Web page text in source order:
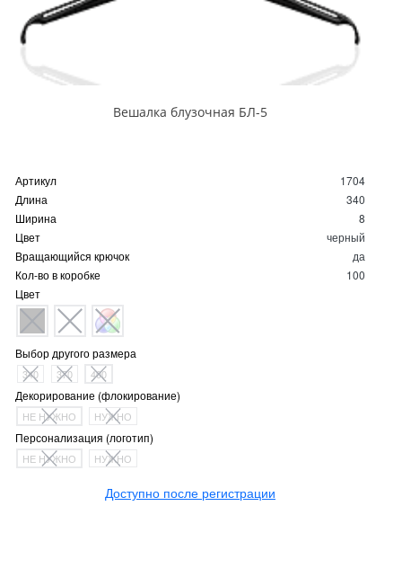
Вешалка блузочная БЛ-5
Артикул
1704
Длина
340
Ширина
8
Цвет
черный
Вращающийся крючок
да
Кол-во в коробке
100
Цвет
Выбор другого размера
340 370 400
Декорирование (флокирование)
НЕ НУЖНО НУЖНО
Персонализация (логотип)
НЕ НУЖНО НУЖНО
Доступно после регистрации